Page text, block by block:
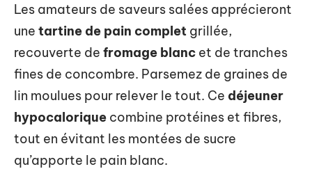
Les amateurs de saveurs salées apprécieront
une tartine de pain complet grillée,
recouverte de fromage blanc et de tranches
fines de concombre. Parsemez de graines de
lin moulues pour relever le tout. Ce déjeuner
hypocalorique combine protéines et fibres,
tout en évitant les montées de sucre
qu’apporte le pain blanc.